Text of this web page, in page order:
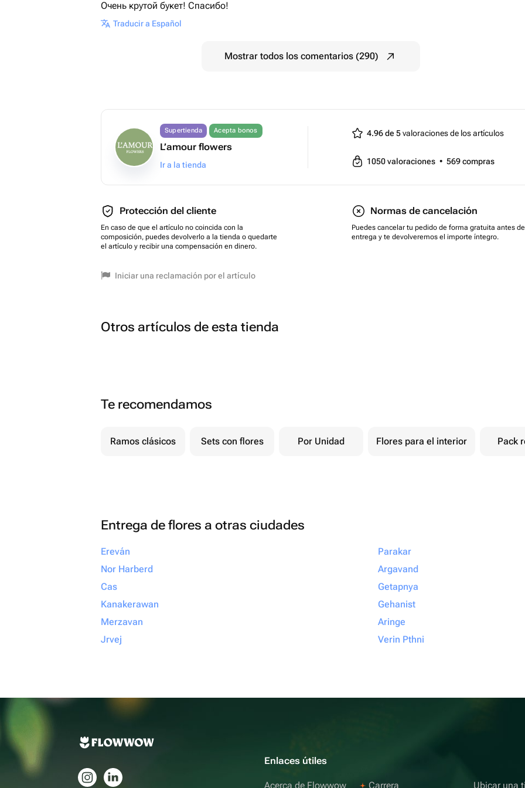
Очень крутой букет! Спасибо!
Traducir a Español
Mostrar todos los comentarios (290)
Supertienda Acepta bonos
L’amour flowers
Ir a la tienda
4.96 de 5valoraciones de los artículos
1050valoraciones • 569compras
Protección del cliente
En caso de que el artículo no coincida con la
composición, puedes devolverlo a la tienda o quedarte
el artículo y recibir una compensación en dinero.
Normas de cancelación
Puedes cancelar tu pedido de forma gratuita antes
entrega y te devolveremos el importe íntegro.
Iniciar una reclamación por el artículo
Otros artículos de esta tienda
Te recomendamos
Ramos clásicos Sets con flores Por Unidad Flores para el interior Pack
Entrega de flores a otras ciudades
Ereván
Nor Harberd
Cas
Kanakerawan
Merzavan
Jrvej
Parakar
Argavand
Getapnya
Gehanist
Aringe
Verin Pthni
Enlaces útiles
Acerca de Flowwow Carrera Ubicar una